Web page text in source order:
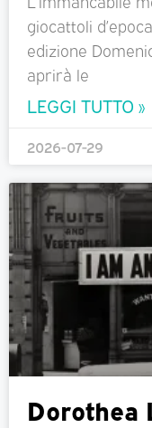
giocattoli
edizione
aprirà le
LEGGI TUTTO »
2026-07-29
Dorothea